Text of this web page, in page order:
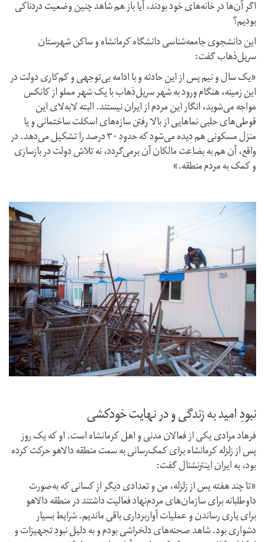
اگر آن‌ها در خانه‌های خود بودند، آیا باز هم شاهد چنین وضعیت دردناکی
بودیم؟
این دانشجوی جامعه‌شناسی دانشگاه کرمانشاه و ساکن شهرستان
سرپل‌ذهاب گفت:
«یک سال و نیم پس از این حادثه و با ادامه بی‌توجهی و کم‌کاری دولت در
این زمینه، هنگام ورود به شهر سرپل‌ذهاب با یک شهر مملو از کانکس
مواجه می‌شوید، انگار این مردم از ایران نیستند. البته لابه‌لای این
قوطی‌های حلبی نماهایی از بالا رفتن سازه‌های اسکلت ساختمانی و یا
منزل مسکونی هم دیده می‌شود که حدود ۳۰ درصد را تشکیل می‌دهد. در
واقع، آن هم به بضاعت مالکان آن برمی‌گردد، نه تلاش دولت در بازسازی
و کمک به مردم منطقه.»
نبودِ امید به زندگی و در نهایت خودکشی
فرهاد مرادی یکی از فعالان مدنی و اهل کرمانشاه است. او که یک روز
پس از زلزله کرمانشاه برای کمک‌رسانی به سمت منطقه دالاهو حرکت کرده
بود، به ایران اینترنشنال گفت:
«تا چند هفته پس از زلزله، من و تعدادی دیگر از کسانی که به‌صورت
داوطلبانه برای سازمان‌های مردم‌نهاد فعالیت داشتند در منطقه دالاهو
برای یاری رساندن و عملیات آواربرداری باقی ماندیم. شرایط بسیار
دشواری بود. شاهد صحنه‌های دلخراشی بودم و به دلیل نبودِ تجهیزات و